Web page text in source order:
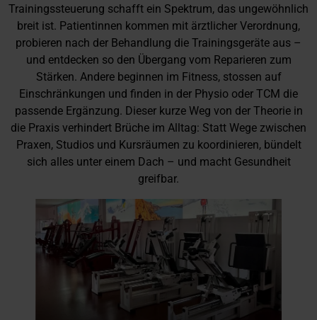
Trainingssteuerung schafft ein Spektrum, das ungewöhnlich
breit ist. Patientinnen kommen mit ärztlicher Verordnung,
probieren nach der Behandlung die Trainingsgeräte aus –
und entdecken so den Übergang vom Reparieren zum
Stärken. Andere beginnen im Fitness, stossen auf
Einschränkungen und finden in der Physio oder TCM die
passende Ergänzung. Dieser kurze Weg von der Theorie in
die Praxis verhindert Brüche im Alltag: Statt Wege zwischen
Praxen, Studios und Kursräumen zu koordinieren, bündelt
sich alles unter einem Dach – und macht Gesundheit
greifbar.